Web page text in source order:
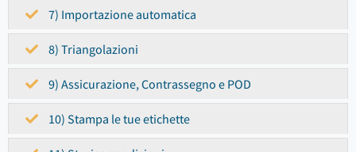
7) Importazione automatica
8) Triangolazioni
9) Assicurazione, Contrassegno e POD
10) Stampa le tue etichette